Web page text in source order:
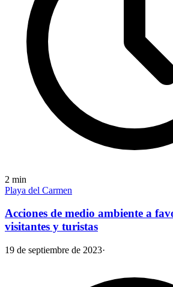
2 min
Playa del Carmen
Acciones de medio ambiente a
visitantes y turistas
19 de septiembre de 2023·